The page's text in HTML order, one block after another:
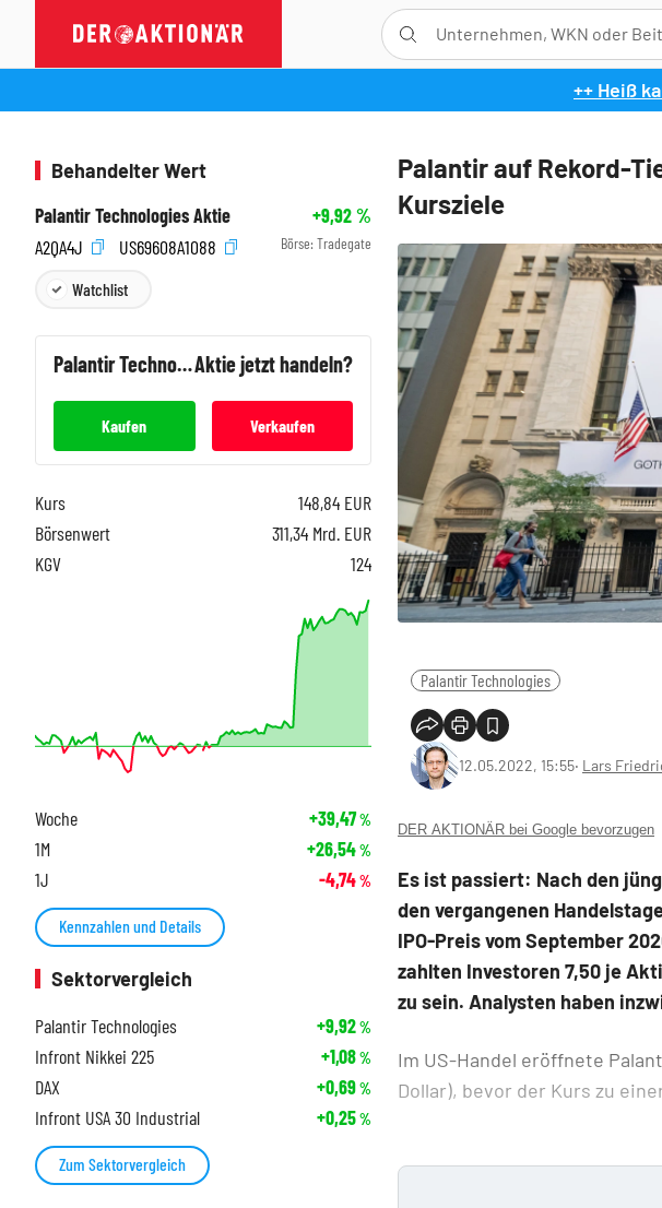
++ Heiß
Palantir auf Rekord-
Kursziele
Palantir Technologies
12.05.2022, 15:55‧ Lars
DER AKTIONÄR bei Google bevorzugen
Es ist passiert: Nach den
den vergangenen
IPO-Preis vom September
zahlten Investoren 7,50 je
zu sein. Analysten haben
Im US-Handel eröffnete
Dollar), bevor der Kurs zu
Behandelter Wert
Palantir Technologies Aktie
+9,92%
A2QA4J
US69608A1088 Börse: Tradegate
Watchlist
Palantir TechnologiesAktie jetzt handeln?
Kaufen Verkaufen
Kurs 148,84 EUR
Börsenwert
311,34 Mrd. EUR
KGV
124
Woche +39,47%
1M +26,54%
1J -4,74%
Kennzahlen und Details
Sektorvergleich
Palantir Technologies
+9,92%
Infront Nikkei 225 +1,08%
DAX +0,69%
Infront USA 30 Industrial +0,25%
Zum Sektorvergleich